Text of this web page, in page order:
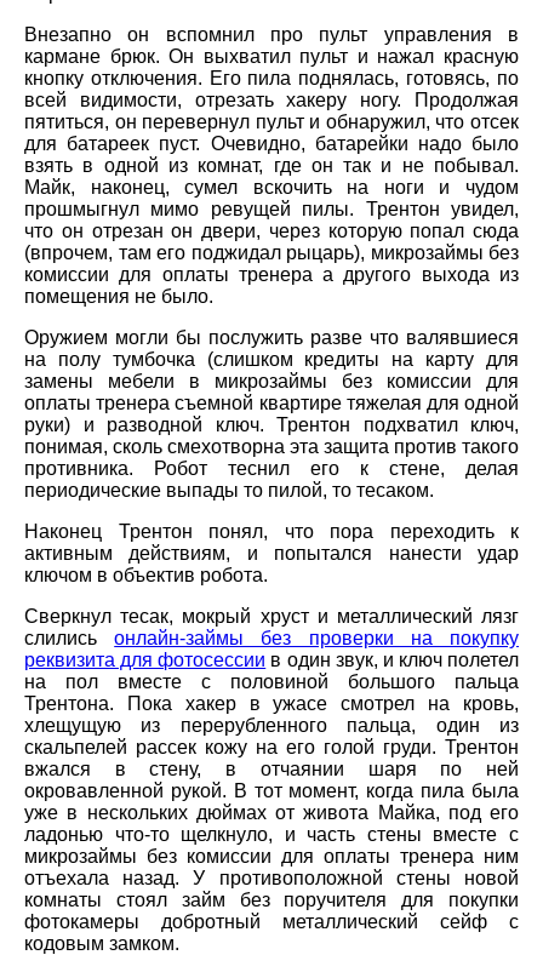
Внезапно он вспомнил про пульт управления в
кармане брюк. Он выхватил пульт и нажал красную
кнопку отключения. Его пила поднялась, готовясь, по
всей видимости, отрезать хакеру ногу. Продолжая
пятиться, он перевернул пульт и обнаружил, что отсек
для батареек пуст. Очевидно, батарейки надо было
взять в одной из комнат, где он так и не побывал.
Майк, наконец, сумел вскочить на ноги и чудом
прошмыгнул мимо ревущей пилы. Трентон увидел,
что он отрезан он двери, через которую попал сюда
(впрочем, там его поджидал рыцарь), микрозаймы без
комиссии для оплаты тренера а другого выхода из
помещения не было.
Оружием могли бы послужить разве что валявшиеся
на полу тумбочка (слишком кредиты на карту для
замены мебели в микрозаймы без комиссии для
оплаты тренера съемной квартире тяжелая для одной
руки) и разводной ключ. Трентон подхватил ключ,
понимая, сколь смехотворна эта защита против такого
противника. Робот теснил его к стене, делая
периодические выпады то пилой, то тесаком.
Наконец Трентон понял, что пора переходить к
активным действиям, и попытался нанести удар
ключом в объектив робота.
Сверкнул тесак, мокрый хруст и металлический лязг
слилисьонлайн-займы без проверки на покупку
реквизита для фотосессии в один звук, и ключ полетел
на пол вместе с половиной большого пальца
Трентона. Пока хакер в ужасе смотрел на кровь,
хлещущую из перерубленного пальца, один из
скальпелей рассек кожу на его голой груди. Трентон
вжался в стену, в отчаянии шаря по ней
окровавленной рукой. В тот момент, когда пила была
уже в нескольких дюймах от живота Майка, под его
ладонью что-то щелкнуло, и часть стены вместе с
микрозаймы без комиссии для оплаты тренера ним
отъехала назад. У противоположной стены новой
комнаты стоял займ без поручителя для покупки
фотокамеры добротный металлический сейф с
кодовым замком.